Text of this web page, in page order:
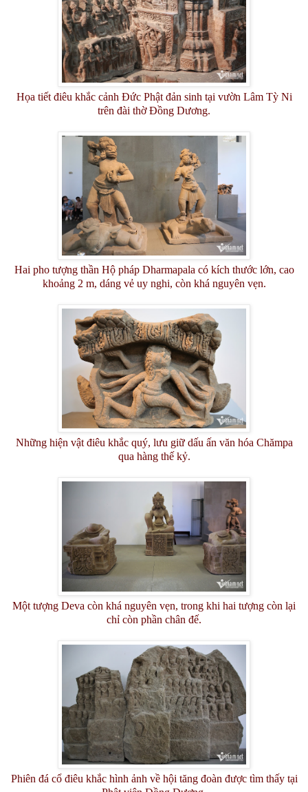
Họa tiết điêu khắc cảnh Đức Phật đản sinh tại vườn Lâm Tỳ Ni
trên đài thờ Đồng Dương.
Hai pho tượng thần Hộ pháp Dharmapala có kích thước lớn, cao
khoảng 2 m, dáng vẻ uy nghi, còn khá nguyên vẹn.
Những hiện vật điêu khắc quý, lưu giữ dấu ấn văn hóa Chămpa
qua hàng thế kỷ.
Một tượng Deva còn khá nguyên vẹn, trong khi hai tượng còn lại
chỉ còn phần chân đế.
Phiên đá cổ điêu khắc hình ảnh về hội tăng đoàn được tìm thấy tại